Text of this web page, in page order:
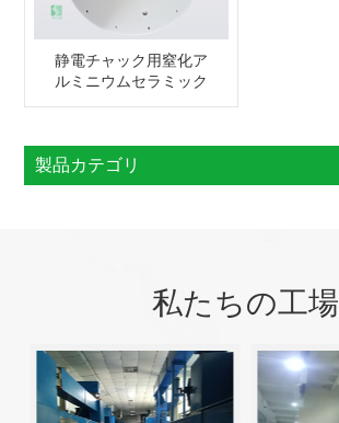
静電チャック用窒化ア
ルミニウムセラミック
製品カテゴリ
私たちの工場